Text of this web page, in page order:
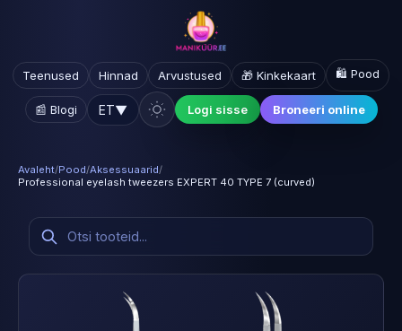
Teenused Hinnad Arvustused 🎁 Kinkekaart 🛍️ Pood
📰 Blogi ET▼ Logi sisse Broneeri online
Avaleht/Pood/Aksessuaarid/
Professional eyelash tweezers EXPERT 40 TYPE 7 (curved)